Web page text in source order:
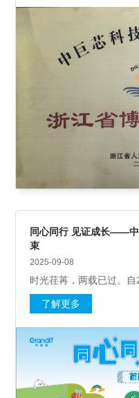
键”。
同心同行 见证成长——中
束
2025-09-08
时光荏苒，两载已过。
以来，面对地缘政治摩擦
的多重压力，中巨芯以坚
年。这两年是艰苦奋斗
创新发展的两年，更是全
了解更多